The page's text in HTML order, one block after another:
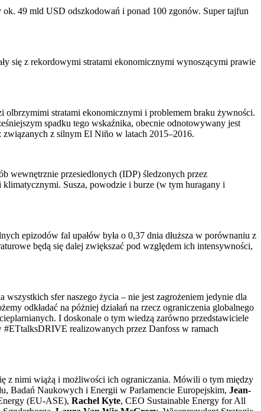
49 mld USD odszkodowań i ponad 100 zgonów. Super tajfun
się z rekordowymi stratami ekonomicznymi wynoszącymi prawie
olbrzymimi stratami ekonomicznymi i problemem braku żywności.
spadku tego wskaźnika, obecnie odnotowywany jest
związanych z silnym El Niño w latach 2015–2016.
wewnętrznie przesiedlonych (IDP) śledzonych przez
Susza, powodzie i burze (w tym huragany i
epizodów fal upałów była o 0,37 dnia dłuższa w porównaniu z
będą się dalej zwiększać pod względem ich intensywności,
sfer naszego życia – nie jest zagrożeniem jedynie dla
odkładać na póżniej działań na rzecz ograniczenia globalnego
I doskonale o tym wiedzą zarówno przedstawiciele
realizowanych przez Danfoss w ramach
z nimi wiążą i możliwości ich ograniczania. Mówili o tym między
Badań Naukowych i Energii w Parlamencie Europejskim, Jean-
(EU-ASE), Rachel Kyte, CEO Sustainable Energy for All